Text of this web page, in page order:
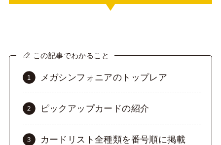
この記事でわかること
メガシンフォニアのトップレア
ピックアップカードの紹介
カードリスト全種類を番号順に掲載